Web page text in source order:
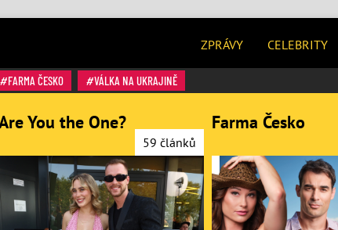
ZPRÁVY CELEBRITY
FARMA ČESKO VÁLKA NA UKRAJINĚ
You the One?
59 článků
Farma Česko